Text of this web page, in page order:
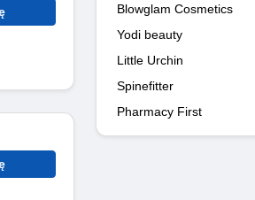
Blowglam Cosmetics
Yodi beauty
Little Urchin
Spinefitter
Pharmacy First